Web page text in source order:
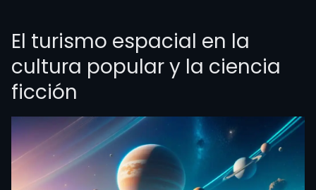
El turismo espacial en la
cultura popular y la ciencia
ficción